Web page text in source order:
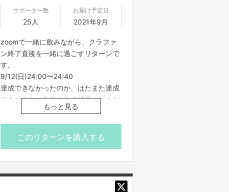
サポーター数
25人
お届け予定日
2021年9月
zoomで一緒に飲みながら、クラファ
ン終了直後を一緒に過ごすリターンで
す。
9/12(日)24:00〜24:40
達成できなかったのか、はたまた達成
できたのか、直後の生の感想などをお
話し出来ればと思います。
もっと見る
このリターンを購入する